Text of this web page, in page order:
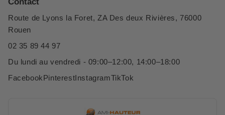
Route de Lyons la Foret, ZA Des deux Rivières, 76000
Rouen
02 35 89 44 97
Du lundi au vendredi - 09:00–12:00, 14:00–18:00
FacebookPinterestInstagramTikTok